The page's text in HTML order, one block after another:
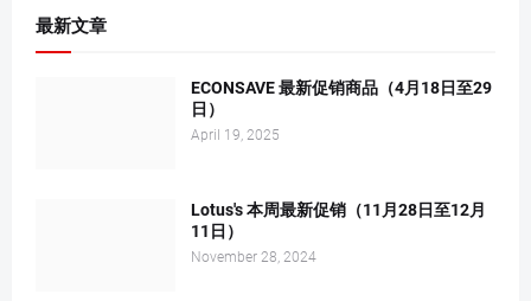
最新文章
ECONSAVE 最新促销商品（4月18日至29
日）
April 19, 2025
Lotus's 本周最新促销（11月28日至12月
11日）
November 28, 2024